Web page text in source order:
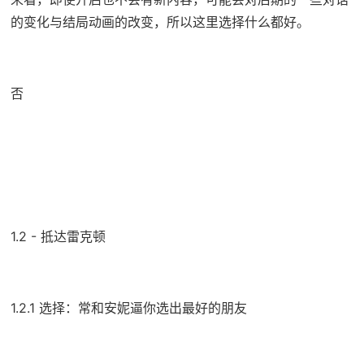
的变化与结局动画的改变，所以这里选择什么都好。
否
1.2 - 抵达雷克顿
1.2.1 选择：常和安妮逼你选出最好的朋友